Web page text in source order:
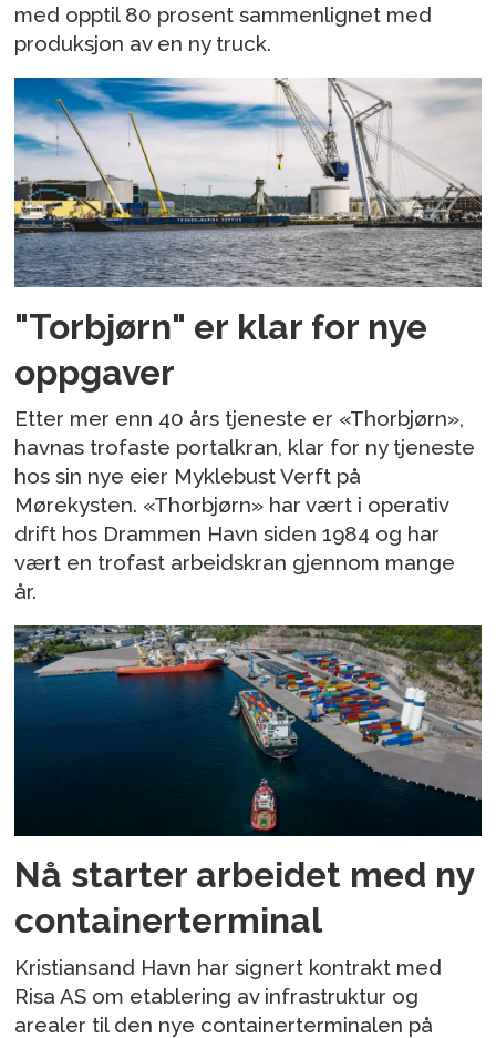
med opptil 80 prosent sammenlignet med
produksjon av en ny truck.
"Torbjørn" er klar for nye
oppgaver
Etter mer enn 40 års tjeneste er «Thorbjørn»,
havnas trofaste portalkran, klar for ny tjeneste
hos sin nye eier Myklebust Verft på
Mørekysten. «Thorbjørn» har vært i operativ
drift hos Drammen Havn siden 1984 og har
vært en trofast arbeidskran gjennom mange
år.
Nå starter arbeidet med ny
containerterminal
Kristiansand Havn har signert kontrakt med
Risa AS om etablering av infrastruktur og
arealer til den nye containerterminalen på